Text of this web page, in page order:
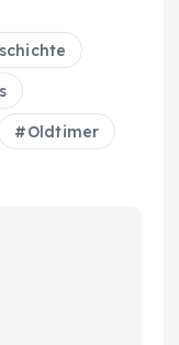
Oldtimer